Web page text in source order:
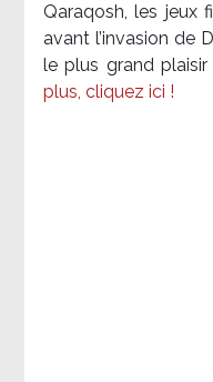
Qaraqosh, les jeux
avant l’invasion de
le plus grand
plus, cliquez ici !